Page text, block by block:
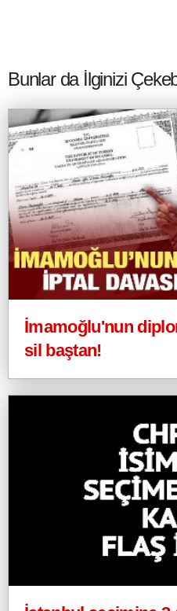
Bunlar da İlginizi
İmamoğlu'nun
sil baştan!